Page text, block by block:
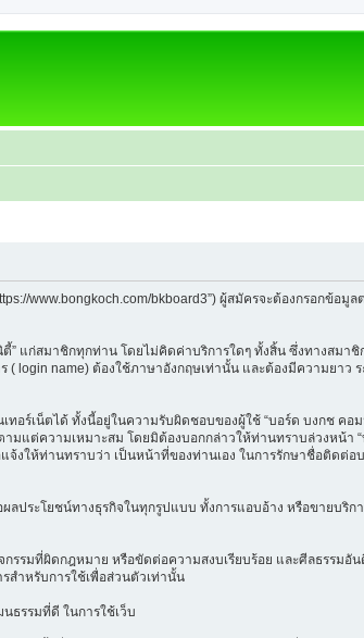
www.bongkoch.com/bkboard3”) ผู้สมัครจะต้องกรอกข้อ
” แก่สมาชิกทุกท่าน โดยไม่คิดค่าบริการใดๆ ทั้งสิ้น ซึ่งทางสมา
login name) ต้องใช้ภาษาอังกฤษเท่านั้น และต้องมีความยาว
อร์เน็ตได้ ทั้งนี้อยู่ในความรับผิดชอบของผู้ใช้ “บอร์ด บงกช ค
มแต่ความเหมาะสม โดยมิต้องบอกกล่าวให้ท่านทราบล่วงหน้า
ให้ท่านทราบว่า เป็นหน้าที่ของท่านเอง ในการรักษาชื่อติดต่อ
ประโยชน์ทางธุรกิจในทุกรูปแบบ ทั้งการแอบอ้าง หรือขายบริ
รมที่ผิดกฎหมาย หรือขัดต่อความสงบเรียบร้อย และศีลธรรมอั
สำหรับการใช้เพื่อส่วนตัวเท่านั้น
ธรรมที่ดี ในการใช้เว็บ